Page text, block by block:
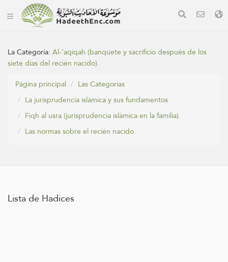
La Categoría:Al-‘aqiqah (banquete y sacrificio después de los
siete días del recién nacido).
Página principal
Las Categorías
La jurisprudencia islámica y sus fundamentos
Fiqh al usra (jurisprudencia islámica en la familia).
Las normas sobre el recién nacido.
Lista de Hadices